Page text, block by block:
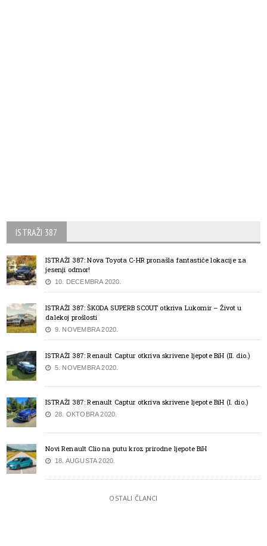
ISTRAŽI 387
ISTRAŽI 387: Nova Toyota C-HR pronašla fantastiče lokacije za
jesenji odmor!
10. DECEMBRA 2020.
ISTRAŽI 387: ŠKODA SUPERB SCOUT otkriva Lukomir – Život u
dalekoj prošlosti
9. NOVEMBRA 2020.
ISTRAŽI 387: Renault Captur otkriva skrivene ljepote BiH (II. dio.)
5. NOVEMBRA 2020.
ISTRAŽI 387: Renault Captur otkriva skrivene ljepote BiH (I. dio.)
28. OKTOBRA 2020.
Novi Renault Clio na putu kroz prirodne ljepote BiH
18. AUGUSTA 2020.
OSTALI ČLANCI